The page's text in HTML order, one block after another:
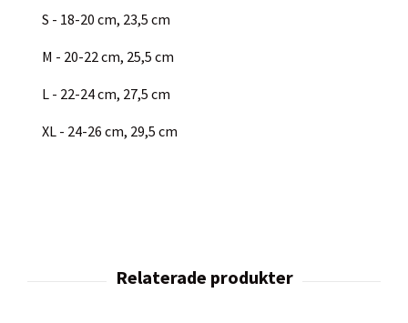
S - 18-20 cm, 23,5 cm
M - 20-22 cm, 25,5 cm
L - 22-24 cm, 27,5 cm
XL - 24-26 cm, 29,5 cm